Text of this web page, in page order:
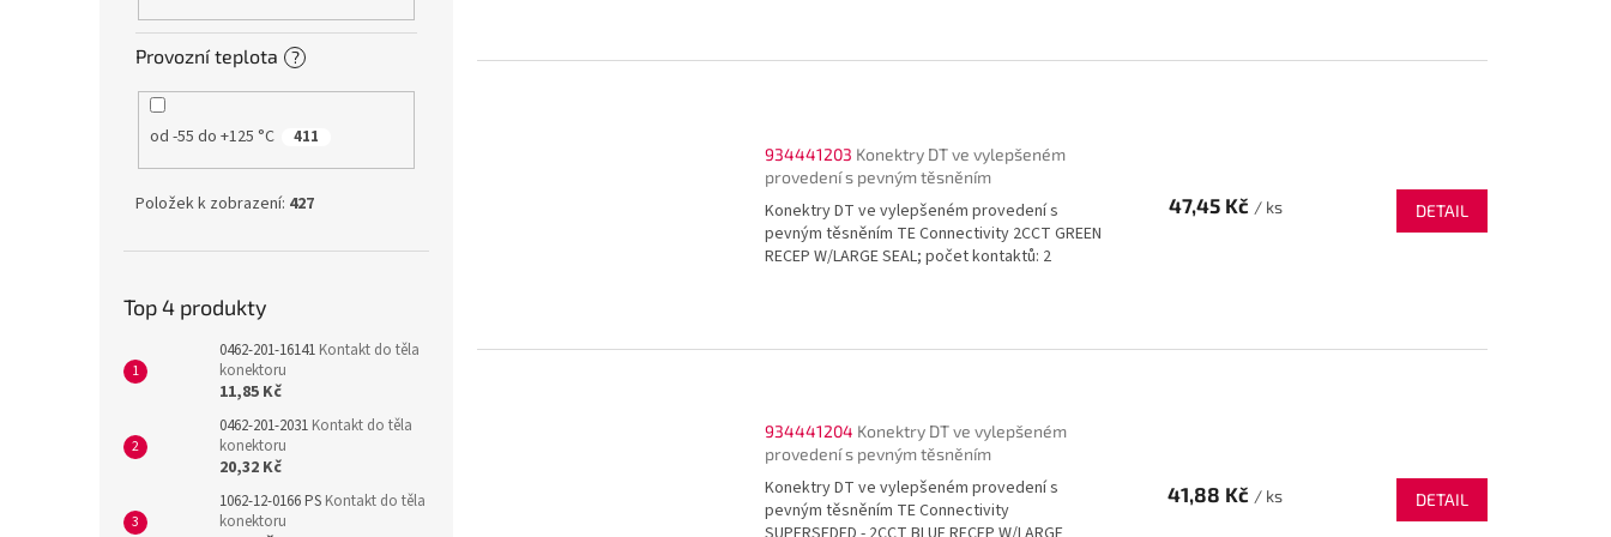
Provozní teplota ?
od -55 do +125 °C 411
Položek k zobrazení: 427
Top 4 produkty
0462-201-16141 Kontakt do těla
konektoru
11,85 Kč
0462-201-2031 Kontakt do těla
konektoru
20,32 Kč
1062-12-0166 PS Kontakt do těla
konektoru
934441203 Konektry DT ve vylepšeném
provedení s pevným těsněním
Konektry DT ve vylepšeném provedení s
pevným těsněním TE Connectivity 2CCT GREEN
RECEP W/LARGE SEAL; počet kontaktů: 2
47,45 Kč / ks DETAIL
934441204 Konektry DT ve vylepšeném
provedení s pevným těsněním
Konektry DT ve vylepšeném provedení s
pevným těsněním TE Connectivity
41,88 Kč / ks DETAIL